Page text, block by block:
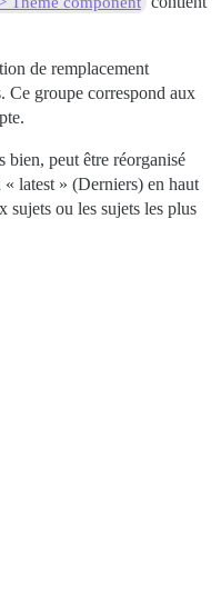
de remplacement
Ce groupe correspond aux
bien, peut être réorganisé
latest » (Derniers) en haut
sujets ou les sujets les plus